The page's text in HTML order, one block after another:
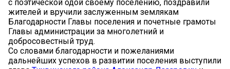
с поэтической одой своему поселению, поздравили
жителей и вручили заслуженным землякам
Благодарности Главы поселения и почетные грамоты
Главы администрации за многолетний и
добросовестный труд.
Со словами благодарности и пожеланиями
дальнейших успехов в развитии поселения выступили